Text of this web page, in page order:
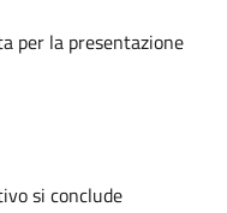
per la presentazione
si conclude